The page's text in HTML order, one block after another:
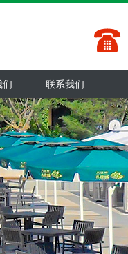
们 联系我们